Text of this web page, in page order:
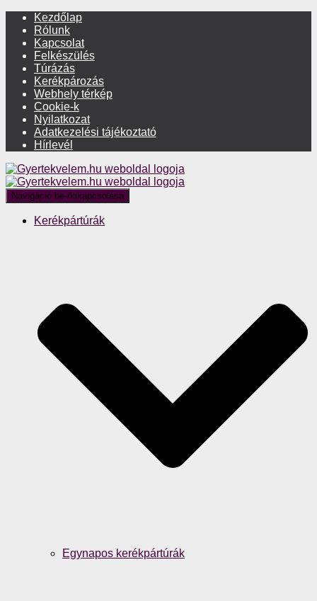
Kezdőlap
Rólunk
Kapcsolat
Felkészülés
Túrázás
Kerékpározás
Webhely térkép
Cookie-k
Nyilatkozat
Adatkezelési tájékoztató
Hírlevél
Navigáció be-/kikapcsolása
Kerékpártúrák
Egynapos kerékpártúrák